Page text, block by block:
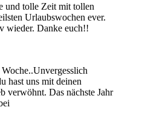
und tolle Zeit mit tollen
Urlaubswochen ever.
wieder. Danke euch!!
hast uns mit deinen
verwöhnt. Das nächste Jahr